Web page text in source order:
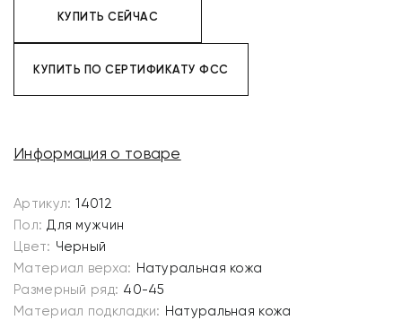
КУПИТЬ СЕЙЧАС
КУПИТЬ ПО СЕРТИФИКАТУ ФСС
Информация о товаре
Артикул: 14012
Пол: Для мужчин
Цвет: Черный
Материал верха: Натуральная кожа
Размерный ряд: 40-45
Материал подкладки: Натуральная кожа